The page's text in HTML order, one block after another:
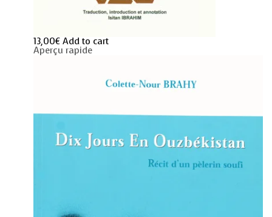
13,00€ Add to cart
Aperçu rapide